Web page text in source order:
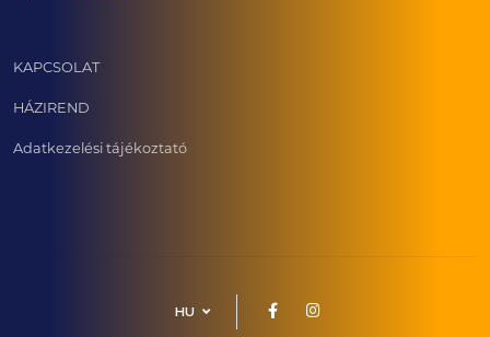
KAPCSOLAT
HÁZIREND
Adatkezelési tájékoztató
HU